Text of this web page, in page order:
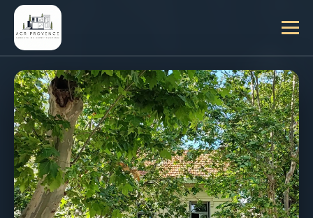
ASSURANCE HABITATION
BOUCHES-DU-RHÔNE (13)
RÉNOVATION APRÈS
SINISTREDANS LES
BOUCHES-DU-
RHÔNE
Votre bien immobilier a subi un dégât des eaux,
un incendie ou une catastrophe naturelle dans le